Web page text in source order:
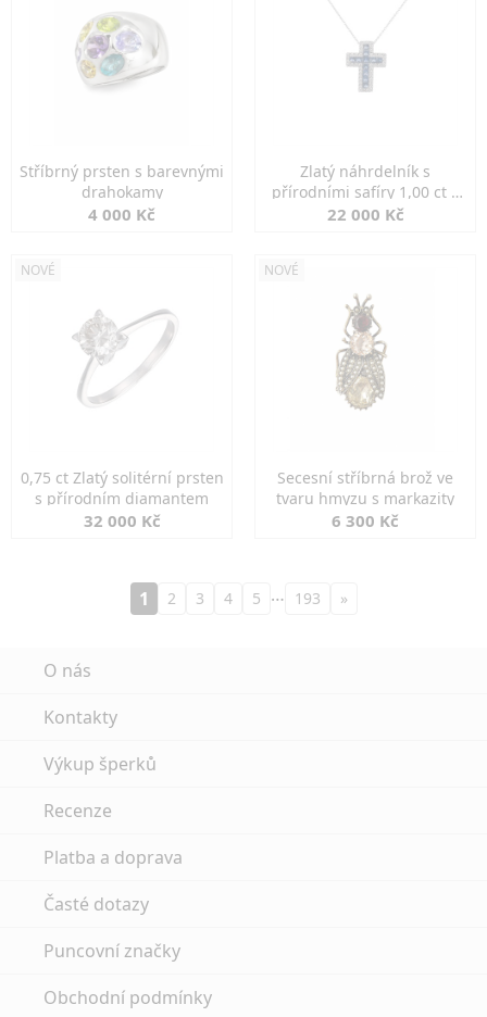
Stříbrný prsten s barevnými
drahokamy
4 000 Kč
Zlatý náhrdelník s
přírodními safíry 1,00 ct a
diamanty
22 000 Kč
NOVÉ
0,75 ct Zlatý solitérní prsten
s přírodním diamantem
32 000 Kč
NOVÉ
Secesní stříbrná brož ve
tvaru hmyzu s markazity
6 300 Kč
1 2 3 4 5 … 193 »
O nás
Kontakty
Výkup šperků
Recenze
Platba a doprava
Časté dotazy
Puncovní značky
Obchodní podmínky